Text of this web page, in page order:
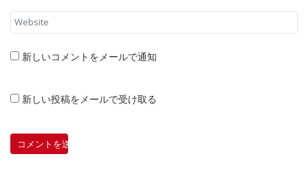
新しいコメントをメールで通知
新しい投稿をメールで受け取る